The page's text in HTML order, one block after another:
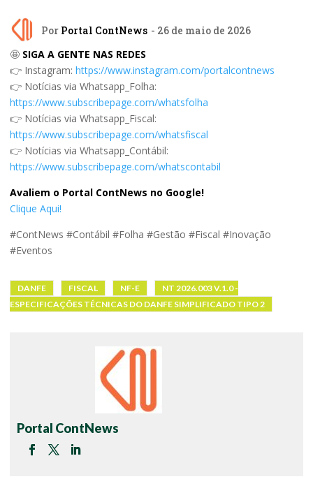
Por Portal ContNews - 26 de maio de 2026
🤩 SIGA A GENTE NAS REDES
👉 Instagram: https://www.instagram.com/portalcontnews
👉 Notícias via Whatsapp_Folha:
https://www.subscribepage.com/whatsfolha
👉 Notícias via Whatsapp_Fiscal:
https://www.subscribepage.com/whatsfiscal
👉 Notícias via Whatsapp_Contábil:
https://www.subscribepage.com/whatscontabil
Avaliem o Portal ContNews no Google!
Clique Aqui!
#ContNews #Contábil #Folha #Gestão #Fiscal #Inovação
#Eventos
DANFE FISCAL NF-E
NT 2026.003 V.1.0 -
ESPECIFICAÇÕES TÉCNICAS DO DANFE SIMPLIFICADO TIPO 2
Portal ContNews